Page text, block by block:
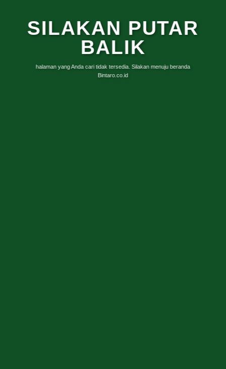
SILAKAN PUTAR
BALIK
halaman yang Anda cari tidak tersedia. Silakan menuju beranda
Bintaro.co.id